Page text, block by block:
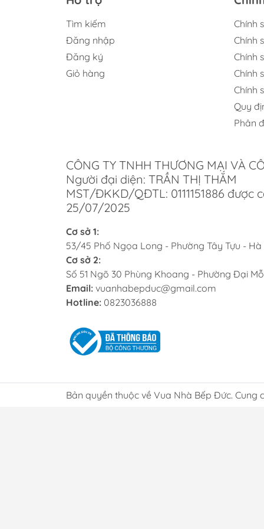
Trên
dáng
cho
Khi
an
nhỏ,
khỏe
Tìm kiếm
Đăng nhập
Đăng ký
Giỏ hàng
Chính
Chính
Chính
Chính
Chính
Quy
Phân
CÔNG TY TNHH THƯƠNG MẠI VÀ
Người đại diện: TRẦN THỊ THẮM
MST/ĐKKD/QĐTL: 0111151886 được
25/07/2025
Cơ sở 1:
53/45 Phố Ngọa Long - Phường Tây Tựu - Hà
Cơ sở 2:
Số 51 Ngõ 30 Phùng Khoang - Phường Đại
Email: vuanhabepduc@gmail.com
Hotline: 0823036888
Bản quyền thuộc về Vua Nhà Bếp Đức. Cung